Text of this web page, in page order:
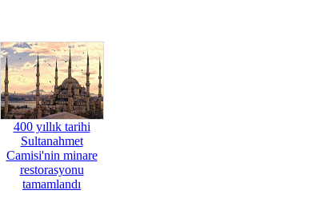
400 yıllık tarihi
Sultanahmet
Camisi'nin minare
restorasyonu
tamamlandı